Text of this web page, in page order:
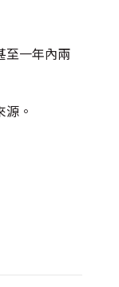
至一年內兩
。